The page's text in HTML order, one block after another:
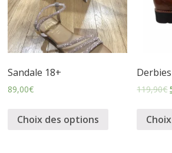
u
s
s
u
Sandale 18+
89,00€
Choix des options
119,90€